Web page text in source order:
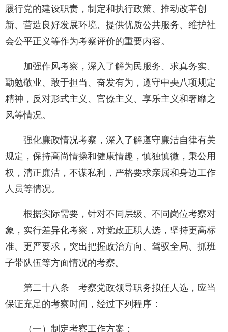
履行党的建设职责，制定和执行政策、推动改革创
新、营造良好发展环境、提供优质公共服务、维护社
会公平正义等作为考察评价的重要内容。
加强作风考察，深入了解为民服务、求真务实、
勤勉敬业、敢于担当、奋发有为，遵守中央八项规定
精神，反对形式主义、官僚主义、享乐主义和奢靡之
风等情况。
强化廉政情况考察，深入了解遵守廉洁自律有关
规定，保持高尚情操和健康情趣，慎独慎微，秉公用
权，清正廉洁，不谋私利，严格要求亲属和身边工作
人员等情况。
根据实际需要，针对不同层级、不同岗位考察对
象，实行差异化考察，对党政正职人选，坚持更高标
准、更严要求，突出把握政治方向、驾驭全局、抓班
子带队伍等方面情况的考察。
第二十八条 考察党政领导职务拟任人选，应当
保证充足的考察时间，经过下列程序：
（一）制定考察工作方案；